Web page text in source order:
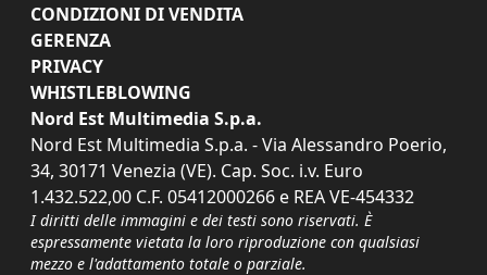
CONDIZIONI DI VENDITA
GERENZA
PRIVACY
WHISTLEBLOWING
Nord Est Multimedia S.p.a.
Nord Est Multimedia S.p.a. - Via Alessandro Poerio,
34, 30171 Venezia (VE). Cap. Soc. i.v. Euro
1.432.522,00 C.F. 05412000266 e REA VE-454332
I diritti delle immagini e dei testi sono riservati. È
espressamente vietata la loro riproduzione con qualsiasi
mezzo e l'adattamento totale o parziale.